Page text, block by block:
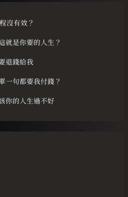
沒有效？
就是你要的人生？
退錢給我
一句都要我付錢？
你的人生過不好